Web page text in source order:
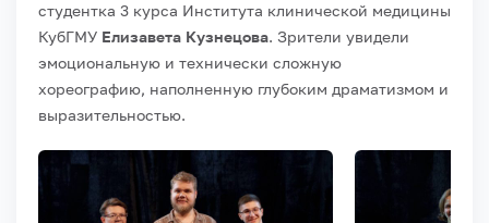
студентка 3 курса Института клинической медицины
КубГМУ Елизавета Кузнецова. Зрители увидели
эмоциональную и технически сложную
хореографию, наполненную глубоким драматизмом и
выразительностью.